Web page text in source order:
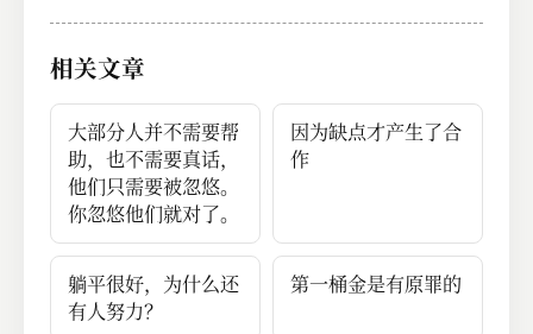
相关文章
大部分人并不需要帮
助，也不需要真话，
他们只需要被忽悠。
你忽悠他们就对了。
因为缺点才产生了合
作
躺平很好，为什么还
有人努力？
第一桶金是有原罪的